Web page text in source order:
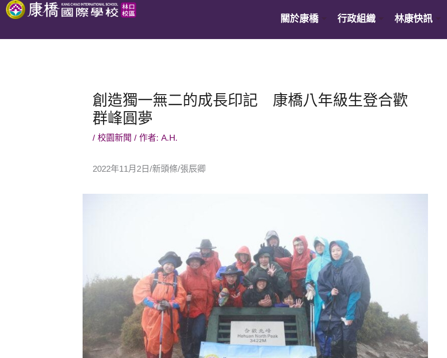
跳
主
關於康橋 行政組織 林康快訊
創造獨一無二的成長印記 康橋八年級生登合歡
群峰圓夢
/校園新聞 / 作者:A.H.
2022年11月2日/新頭條/張辰卿